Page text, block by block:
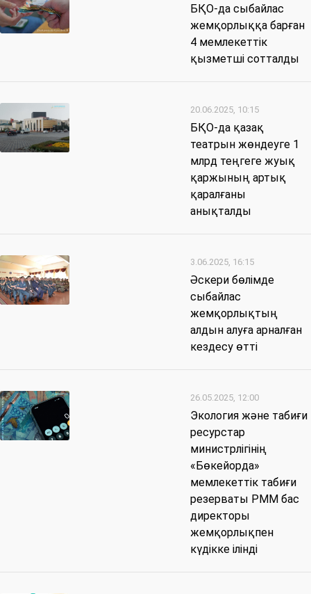
БҚО-да сыбайлас
жемқорлыққа барған
4 мемлекеттік
қызметші сотталды
20.06.2025, 10:15
БҚО-да қазақ
театрын жөндеуге 1
млрд теңгеге жуық
қаржының артық
қаралғаны
анықталды
3.06.2025, 16:15
Әскери бөлімде
сыбайлас
жемқорлықтың
алдын алуға арналған
кездесу өтті
26.05.2025, 12:00
Экология және табиғи
ресурстар
министрлігінің
«Бөкейорда»
мемлекеттік табиғи
резерваты РММ бас
директоры
жемқорлықпен
күдікке ілінді